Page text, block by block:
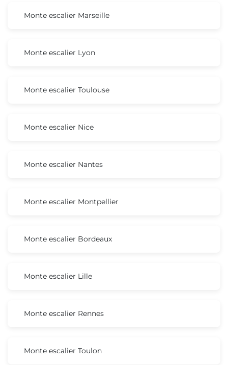
Monte escalier Marseille
Monte escalier Lyon
Monte escalier Toulouse
Monte escalier Nice
Monte escalier Nantes
Monte escalier Montpellier
Monte escalier Bordeaux
Monte escalier Lille
Monte escalier Rennes
Monte escalier Toulon